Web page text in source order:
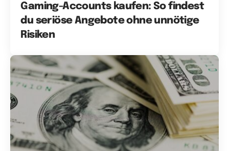
Gaming-Accounts kaufen: So findest
du seriöse Angebote ohne unnötige
Risiken